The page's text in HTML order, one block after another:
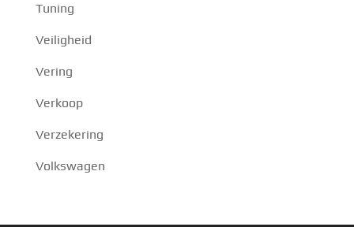
Tuning
Veiligheid
Vering
Verkoop
Verzekering
Volkswagen